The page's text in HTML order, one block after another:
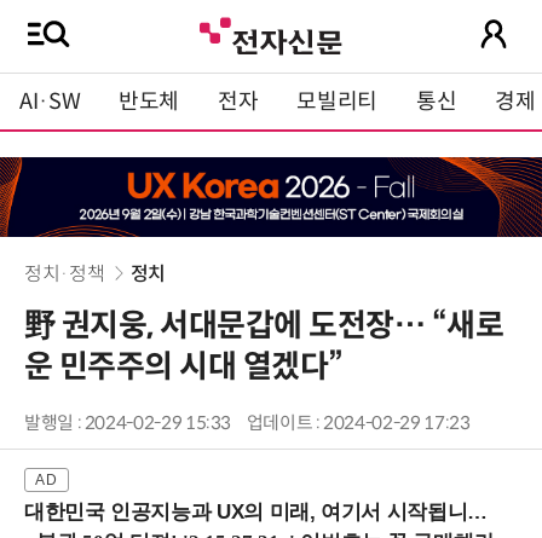
AI·SW 반도체 전자 모빌리티 통신 경제
정치·정책 정치
野 권지웅, 서대문갑에 도전장… “새로
운 민주주의 시대 열겠다”
발행일 : 2024-02-29 15:33 업데이트 : 2024-02-29 17:23
대한민국 인공지능과 UX의 미래, 여기서 시작됩니다! (9/2 강남역)